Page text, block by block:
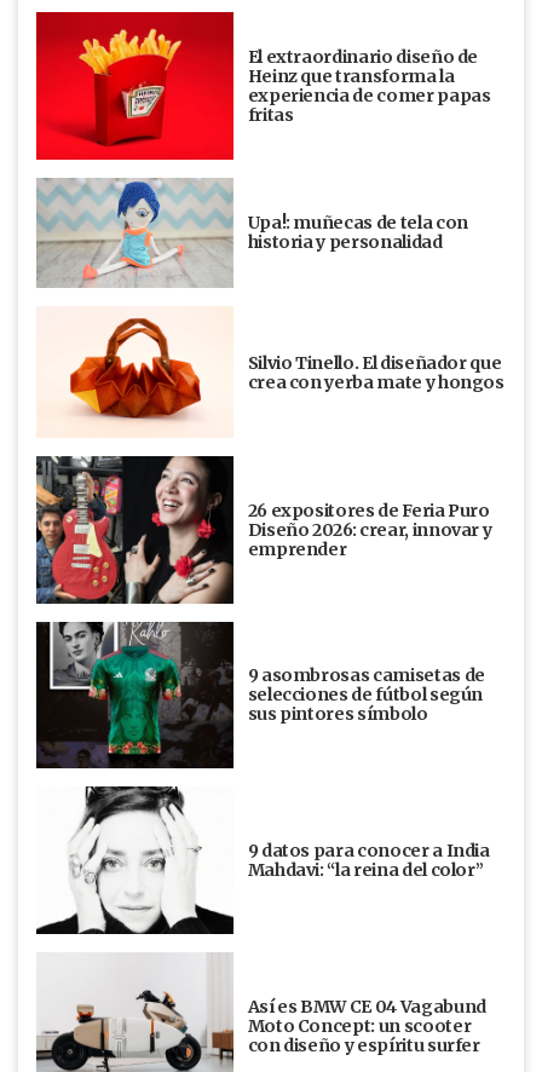
El extraordinario diseño de
Heinz que transforma la
experiencia de comer papas
fritas
Upa!: muñecas de tela con
historia y personalidad
Silvio Tinello. El diseñador que
crea con yerba mate y hongos
26 expositores de Feria Puro
Diseño 2026: crear, innovar y
emprender
9 asombrosas camisetas de
selecciones de fútbol según
sus pintores símbolo
9 datos para conocer a India
Mahdavi: “la reina del color”
Así es BMW CE 04 Vagabund
Moto Concept: un scooter
con diseño y espíritu surfer